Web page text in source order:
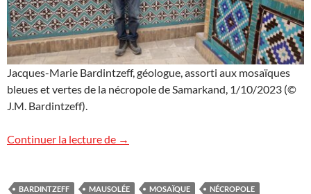
Jacques-Marie Bardintzeff, géologue, assorti aux mosaïques
bleues et vertes de la nécropole de Samarkand, 1/10/2023 (©
J.M. Bardintzeff).
Continuer la lecture de La nécropole de Samarkand
→
BARDINTZEFF MAUSOLÉE MOSAÏQUE
NÉCROPOLE